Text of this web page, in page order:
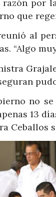
por
que
al
“Algo
no
13
Ceballos